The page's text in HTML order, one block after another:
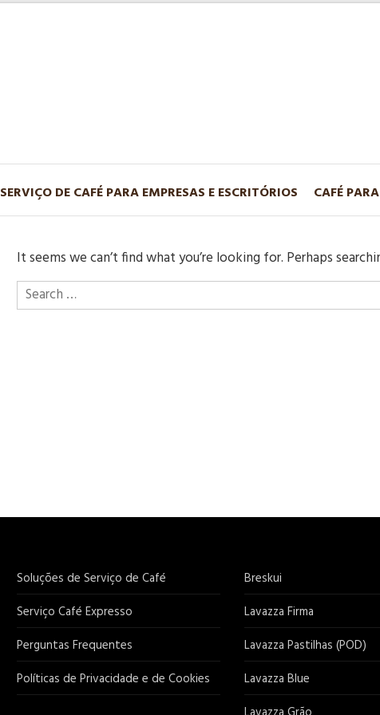
SERVIÇO DE CAFÉ PARA EMPRESAS E ESCRITÓRIOS CAFÉ
It seems we can’t find what you’re looking for. Perhaps
Soluções de Serviço de Café
Serviço Café Expresso
Perguntas Frequentes
Políticas de Privacidade e de Cookies
Breskui
Lavazza Firma
Lavazza Pastilhas (POD)
Lavazza Blue